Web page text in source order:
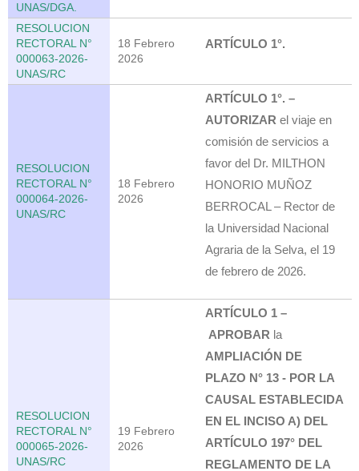
UNAS/DGA.
RESOLUCION
RECTORAL N°
000063-2026-
UNAS/RC
18 Febrero
2026
ARTÍCULO 1°.
RESOLUCION
RECTORAL N°
000064-2026-
UNAS/RC
18 Febrero
2026
ARTÍCULO 1°. –
AUTORIZARel viaje en
comisión de servicios a
favor del Dr. MILTHON
HONORIO MUÑOZ
BERROCAL – Rector de
la Universidad Nacional
Agraria de la Selva, el 19
de febrero de 2026.
RESOLUCION
RECTORAL N°
000065-2026-
UNAS/RC
19 Febrero
2026
ARTÍCULO 1 –
APROBARla
AMPLIACIÓN DE
PLAZO N° 13 - POR LA
CAUSAL ESTABLECIDA
EN EL INCISO A) DEL
ARTÍCULO 197° DEL
REGLAMENTO DE LA